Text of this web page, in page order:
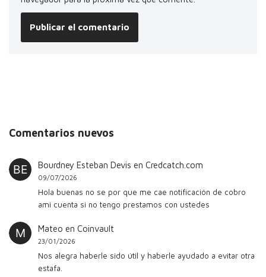
Comentarios nuevos
Bourdney Esteban Devis en Credcatch.com
09/07/2026
Hola buenas no se por que me cae notificación de cobro
ami cuenta si no tengo prestamos con ustedes
Mateo en Coinvault
23/01/2026
Nos alegra haberle sido útil y haberle ayudado a evitar otra
estafa.